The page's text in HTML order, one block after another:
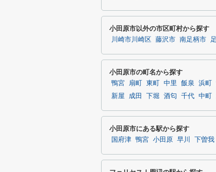
小田原市以外の市区町村から探す
川崎市川崎区 藤沢市 南足柄市
小田原市の町名から探す
鴨宮 扇町 東町 中里 飯泉 浜町
新屋
成田 下堀 酒匂 千代 中町
小田原市にある駅から探す
国府津 鴨宮 小田原 早川 下曽我